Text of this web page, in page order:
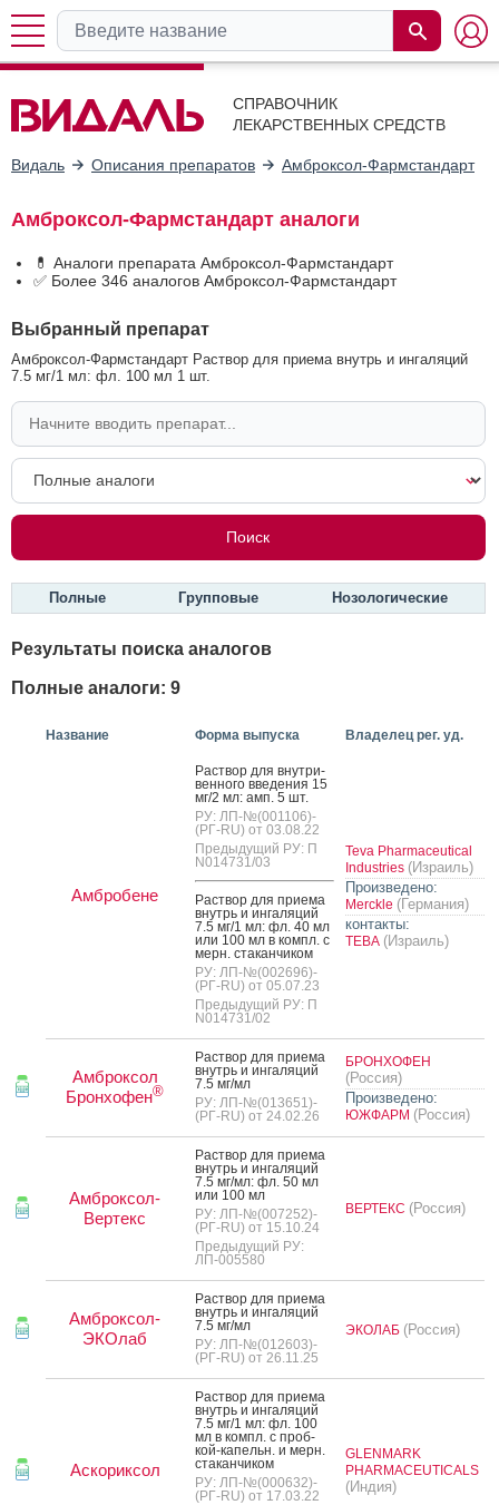
СПРАВОЧНИК
ЛЕКАРСТВЕННЫХ СРЕДСТВ
Видаль Описания препаратов Амброксол-Фармстандарт
Амброксол-Фармстандарт аналоги
💊 Аналоги препарата Амброксол-Фармстандарт
✅ Более 346 аналогов Амброксол-Фармстандарт
Выбранный препарат
Амброксол-Фармстандарт Раствор для приема внутрь и ингаляций
7.5 мг/1 мл: фл. 100 мл 1 шт.
Полные Групповые Нозологические
Результаты поиска аналогов
Полные аналоги: 9
Название Форма выпуска Владелец рег. уд.
Амбробене
Рас­твор для внут­ри­
вен­но­го вве­дения 15
мг/2 мл: амп. 5 шт.
РУ: ЛП-№(001106)-
(РГ-RU) от 03.08.22
Предыдущий РУ: П
N014731/03
Рас­твор для при­ема
внутрь и ин­га­ляций
7.5 мг/1 мл: фл. 40 мл
или 100 мл в компл. с
мерн. ста­кан­чи­ком
РУ: ЛП-№(002696)-
(РГ-RU) от 05.07.23
Предыдущий РУ: П
N014731/02
Teva Pharmaceutical
Industries (Израиль)
Произведено:
Merckle (Германия)
контакты:
ТЕВА (Израиль)
Амброксол
Бронхофен®
Рас­твор для при­ема
внутрь и ин­га­ляций
7.5 мг/мл
РУ: ЛП-№(013651)-
(РГ-RU) от 24.02.26
БРОНХОФЕН
(Россия)
Произведено:
ЮЖФАРМ (Россия)
Амброксол-
Вертекс
Рас­твор для при­ема
внутрь и ин­га­ляций
7.5 мг/мл: фл. 50 мл
или 100 мл
РУ: ЛП-№(007252)-
(РГ-RU) от 15.10.24
Предыдущий РУ:
ЛП-005580
ВЕРТЕКС (Россия)
Амброксол-
ЭКОлаб
Рас­твор для при­ема
внутрь и ин­га­ляций
7.5 мг/мл
РУ: ЛП-№(012603)-
(РГ-RU) от 26.11.25
ЭКОЛАБ (Россия)
Аскориксол
Рас­твор для при­ема
внутрь и ин­га­ляций
7.5 мг/1 мл: фл. 100
мл в компл. с проб­
кой-ка­пельн. и мерн.
ста­кан­чи­ком
РУ: ЛП-№(000632)-
(РГ-RU) от 17.03.22
GLENMARK
PHARMACEUTICALS
(Индия)